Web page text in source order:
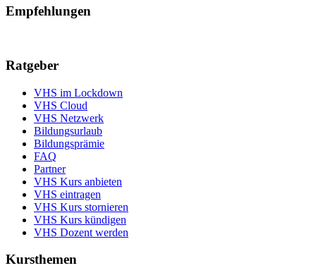
Empfehlungen
Ratgeber
VHS im Lockdown
VHS Cloud
VHS Netzwerk
Bildungsurlaub
Bildungsprämie
FAQ
Partner
VHS Kurs anbieten
VHS eintragen
VHS Kurs stornieren
VHS Kurs kündigen
VHS Dozent werden
Kursthemen